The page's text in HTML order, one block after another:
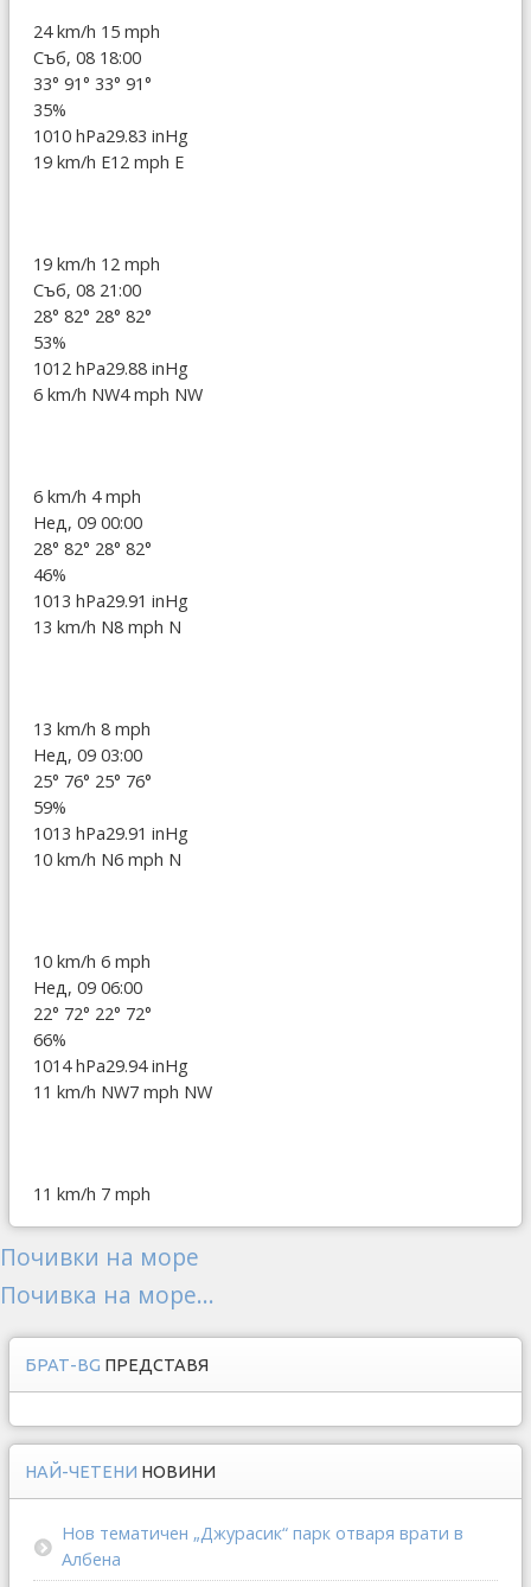
24 km/h 15 mph
Съб, 08 18:00
33° 91° 33° 91°
35%
1010 hPa29.83 inHg
19 km/h E12 mph E
19 km/h 12 mph
Съб, 08 21:00
28° 82° 28° 82°
53%
1012 hPa29.88 inHg
6 km/h NW4 mph NW
6 km/h 4 mph
Нед, 09 00:00
28° 82° 28° 82°
46%
1013 hPa29.91 inHg
13 km/h N8 mph N
13 km/h 8 mph
Нед, 09 03:00
25° 76° 25° 76°
59%
1013 hPa29.91 inHg
10 km/h N6 mph N
10 km/h 6 mph
Нед, 09 06:00
22° 72° 22° 72°
66%
1014 hPa29.94 inHg
11 km/h NW7 mph NW
11 km/h 7 mph
Почивки на море
Почивка на море...
БРАТ-BG ПРЕДСТАВЯ
НАЙ-ЧЕТЕНИ НОВИНИ
Нов тематичен „Джурасик“ парк отваря врати в
Албена